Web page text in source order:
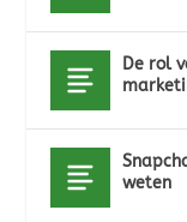
De rol
weten